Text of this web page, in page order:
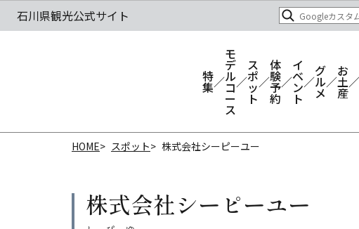
特
集
モ
デ
ル
コ
ー
ス
ス
ポ
ッ
ト
体
験
予
約
イ
ベ
ン
ト
グ
ル
メ
お
土
産
HOME スポット 株式会社シーピーユー
株式会社シーピーユー